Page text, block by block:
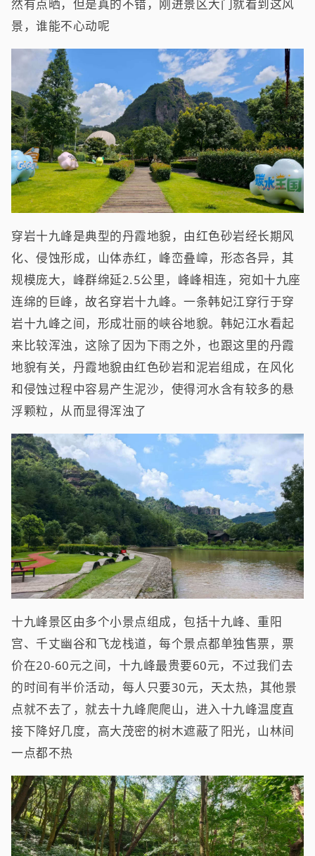
然有点晒，但是真的不错，刚进景区大门就看到这风
景，谁能不心动呢
穿岩十九峰是典型的丹霞地貌，由红色砂岩经长期风
化、侵蚀形成，山体赤红，峰峦叠嶂，形态各异，其
规模庞大，峰群绵延2.5公里，峰峰相连，宛如十九座
连绵的巨峰，故名穿岩十九峰。一条韩妃江穿行于穿
岩十九峰之间，形成壮丽的峡谷地貌。韩妃江水看起
来比较浑浊，这除了因为下雨之外，也跟这里的丹霞
地貌有关，丹霞地貌由红色砂岩和泥岩组成，在风化
和侵蚀过程中容易产生泥沙，使得河水含有较多的悬
浮颗粒，从而显得浑浊了
十九峰景区由多个小景点组成，包括十九峰、重阳
宫、千丈幽谷和飞龙栈道，每个景点都单独售票，票
价在20-60元之间，十九峰最贵要60元，不过我们去
的时间有半价活动，每人只要30元，天太热，其他景
点就不去了，就去十九峰爬爬山，进入十九峰温度直
接下降好几度，高大茂密的树木遮蔽了阳光，山林间
一点都不热